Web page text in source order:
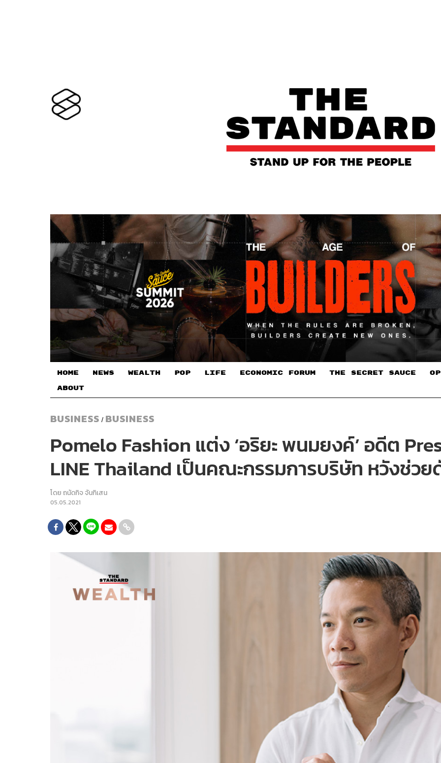
HOME NEWS WEALTH POP LIFE ECONOMIC FORUM THE SECRET SAUCE​
ABOUT
BUSINESS / BUSINESS
Pomelo Fashion แต่ง ‘อริยะ พนมยงค์’ อดีต
LINE Thailand เป็นคณะกรรมการบริษัท หวังช่ว
โดยถนัดกิจ จันกิเสน
05.05.2021